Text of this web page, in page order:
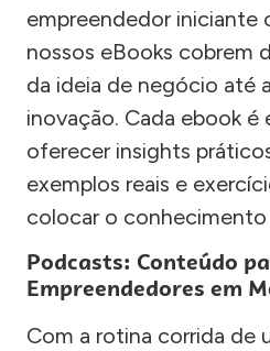
empreendedor iniciante
nossos eBooks cobrem
da ideia de negócio até
inovação. Cada ebook é
oferecer insights
exemplos reais e
colocar o conhecimento
Podcasts: Conteúdo
Empreendedores em
Com a rotina corrida de